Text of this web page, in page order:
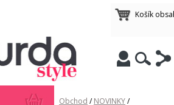
Košík
Obchod / NOVINKY/